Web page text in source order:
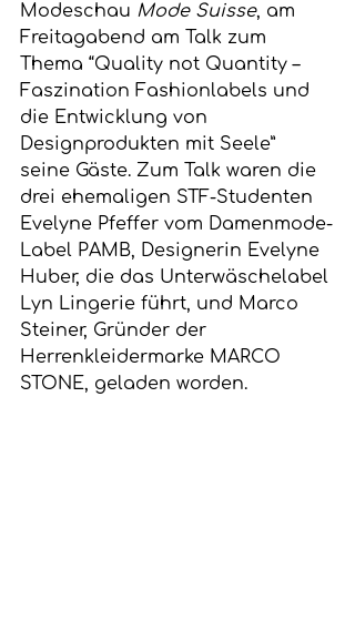
Modeschau Mode Suisse, am
Freitagabend am Talk zum
Thema “Quality not Quantity –
Faszination Fashionlabels und
die Entwicklung von
Designprodukten mit Seele”
seine Gäste. Zum Talk waren die
drei ehemaligen STF-Studenten
Evelyne Pfeffer vom Damenmode-
Label PAMB, Designerin Evelyne
Huber, die das Unterwäschelabel
Lyn Lingerie führt, und Marco
Steiner, Gründer der
Herrenkleidermarke MARCO
STONE, geladen worden.